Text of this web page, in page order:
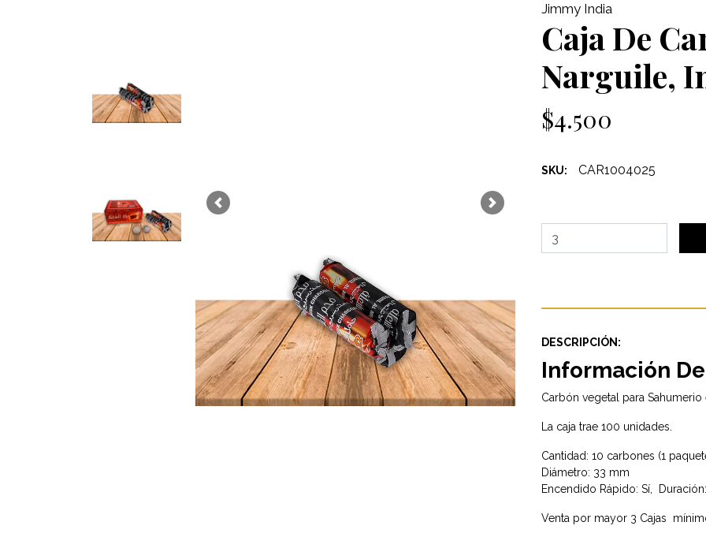
Previous Next
Jimmy India
Caja De
Narguile,
$4.500
SKU: CAR1004025
DESCRIPCIÓN:
Información
Carbón vegetal para Sahumerio
La caja trae 100 unidades.
Cantidad: 10 carbones (1
Diámetro: 33 mm
Encendido Rápido: Sí,
Venta por mayor 3 Cajas